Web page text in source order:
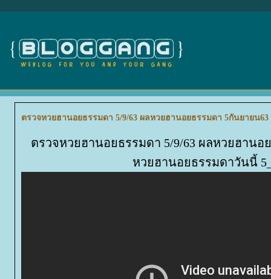
ตรวจหวยฮานอยธรรมดา 5/9/63 ผลหวยฮานอยธรรมดา 5กันยายน
ตรวจหวยฮานอยธรรมดา 5/9/63 ผลหวยฮานอ
หวยฮานอยธรรมดาวันนี้